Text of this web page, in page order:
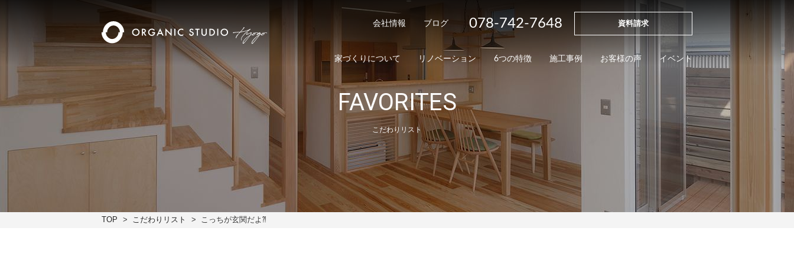
会社情報 ブログ 078-742-7648 資料請求
家づくりについて リノベーション 6つの特徴 施工事例 お客様の声 イベント
FAVORITES
こだわりリスト
TOP こだわりリスト こっちが玄関だよ⁈